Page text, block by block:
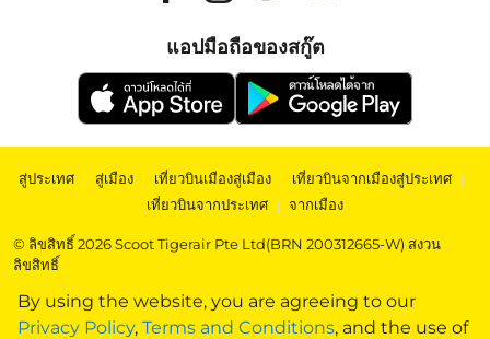
By using the website, you are agreeing to our
Privacy Policy, Terms and Conditions, and the use of
แอปมือถือของสกู๊ต
สู่ประเทศ | สู่เมือง | เที่ยวบินเมืองสู่เมือง | เที่ยวบินจากเมืองสู่ประเทศ |
เที่ยวบินจากประเทศ | จากเมือง
© ลิขสิทธิ์ 2026 Scoot Tigerair Pte Ltd(BRN 200312665-W) สงวน
ลิขสิทธิ์